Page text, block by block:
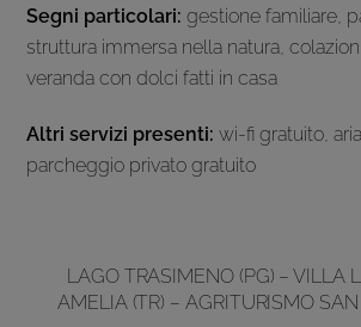
Segni particolari: gestione familiare,
struttura immersa nella natura,
veranda con dolci fatti in casa
Altri servizi presenti: wi-fi gratuito,
parcheggio privato gratuito
LAGO TRASIMENO (PG) – VILLA
AMELIA (TR) – AGRITURISMO